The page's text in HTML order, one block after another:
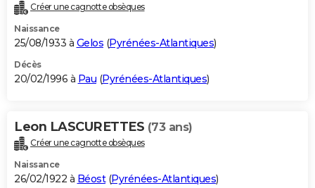
Créer une cagnotte obsèques
Naissance
25/08/1933 à Gelos (Pyrénées-Atlantiques)
Décès
20/02/1996 à Pau (Pyrénées-Atlantiques)
Leon LASCURETTES (73 ans)
Créer une cagnotte obsèques
Naissance
26/02/1922 à Béost(Pyrénées-Atlantiques)